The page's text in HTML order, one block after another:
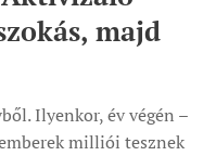
majd
Ilyenkor, év végén –
milliói tesznek